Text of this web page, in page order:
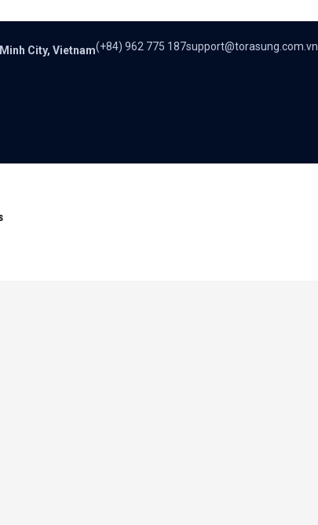
City, Vietnam(+84) 962 775 187support@torasung.com.vn